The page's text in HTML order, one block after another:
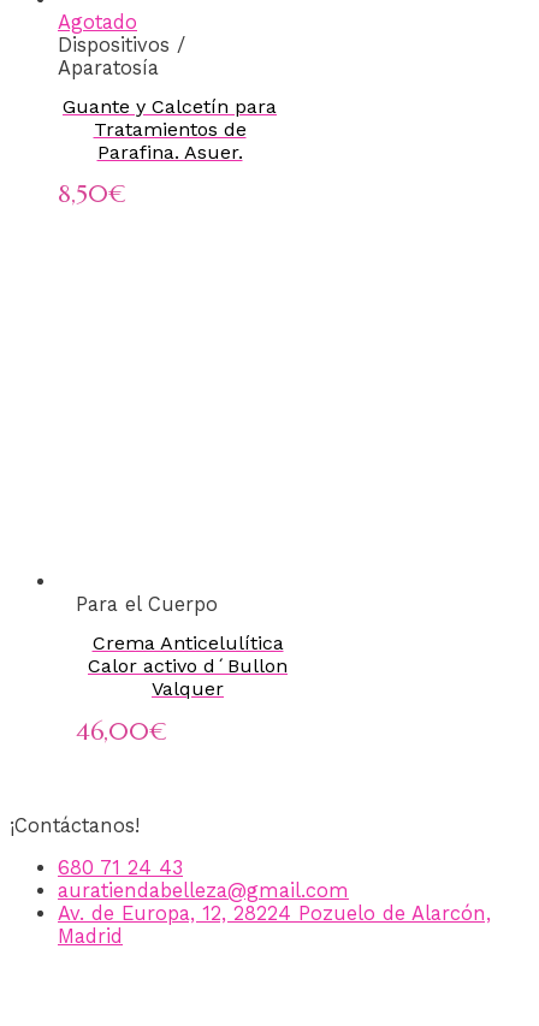
Agotado
Dispositivos /
Aparatosía
Guante y Calcetín para
Tratamientos de
Parafina. Asuer.
8,50€
Para el Cuerpo
Crema Anticelulítica
Calor activo d´Bullon
Valquer
46,00€
¡Contáctanos!
680 71 24 43
auratiendabelleza@gmail.com
Av. de Europa, 12, 28224 Pozuelo de Alarcón,
Madrid